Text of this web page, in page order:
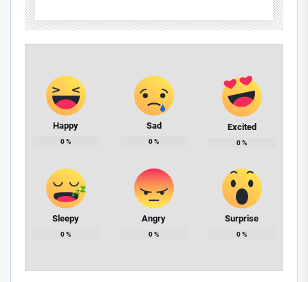
Happy
0%
Sad
0%
Excited
0%
Sleepy
0%
Angry
0%
Surprise
0%